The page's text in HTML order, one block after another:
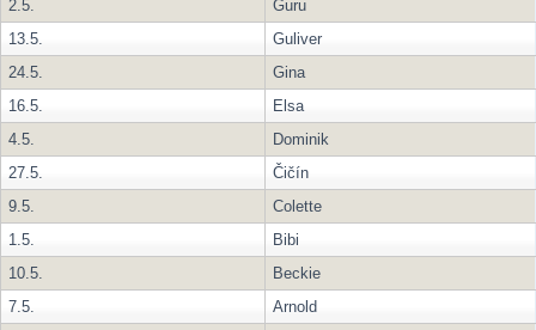
2.5.
Guru
13.5.
Guliver
24.5.
Gina
16.5.
Elsa
4.5.
Dominik
27.5.
Čičín
9.5.
Colette
1.5.
Bibi
10.5.
Beckie
7.5.
Arnold